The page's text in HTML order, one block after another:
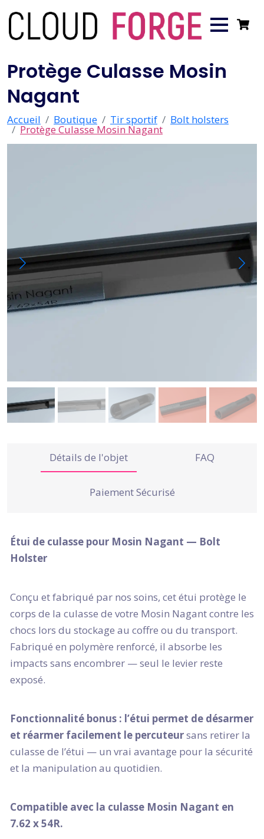
Protège Culasse Mosin
Nagant
Accueil Boutique Tir sportif Bolt holsters
Protège Culasse Mosin Nagant
Détails de l'objet FAQ
Paiement Sécurisé
Étui de culasse pour Mosin Nagant — Bolt
Holster
Conçu et fabriqué par nos soins, cet étui protège le
corps de la culasse de votre Mosin Nagant contre les
chocs lors du stockage au coffre ou du transport.
Fabriqué en polymère renforcé, il absorbe les
impacts sans encombrer — seul le levier reste
exposé.
Fonctionnalité bonus : l’étui permet de désarmer
et réarmer facilement le percuteursans retirer la
culasse de l’étui — un vrai avantage pour la sécurité
et la manipulation au quotidien.
Compatible avec la culasse Mosin Nagant en
7.62 x 54R.